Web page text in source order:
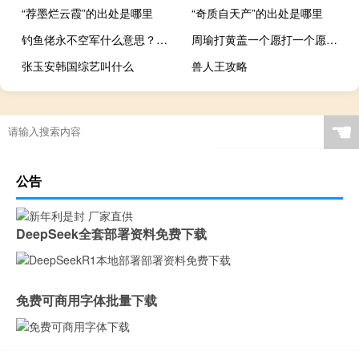
“荐墨烂云霞”的出处是哪里
“奇质自天产”的出处是哪里
钓鱼佬永不空军什么意思？什么梗
周瑜打黄盖一个愿打一个愿挨是什么意思
张玉安韩国综艺叫什么
兽人王攻略
☚
公告
DeepSeek全套部署资料免费下载
免费可商用字体批量下载